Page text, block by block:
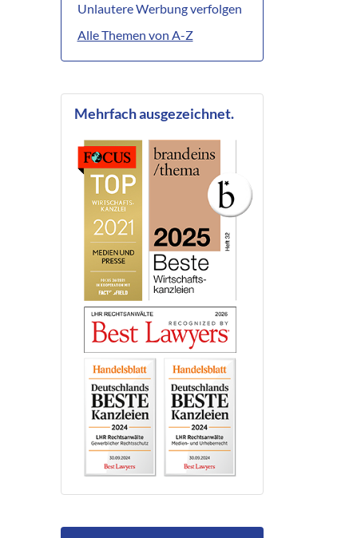
Unlautere Werbung verfolgen
Alle Themen von A-Z
Mehrfach ausgezeichnet.